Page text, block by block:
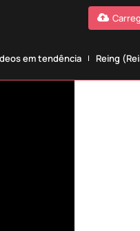
em tendência Reing